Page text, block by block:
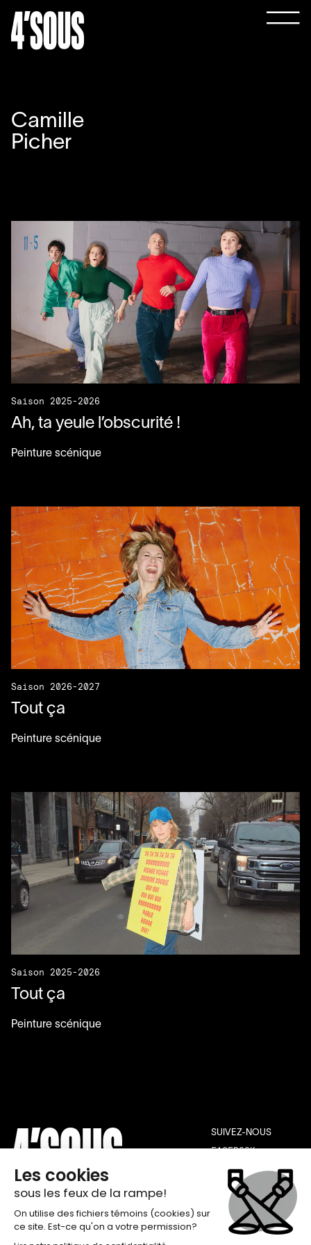
Camille
Picher
Saison 2025-2026
Ah, ta yeule l’obscurité !
Peinture scénique
Saison 2026-2027
Tout ça
Peinture scénique
Saison 2025-2026
Tout ça
Peinture scénique
SUIVEZ-NOUS
FACEBOOK
YOUTUBE
THÉÂTRE DE QUAT’SOUS
100, AVENUE DES PINS EST,
INFOLETTRE